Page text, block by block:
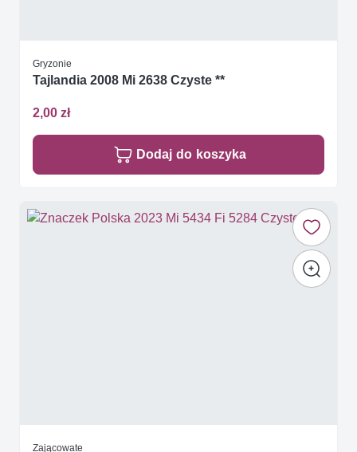
Gryzonie
Tajlandia 2008 Mi 2638 Czyste **
2,00 zł
Dodaj do koszyka
Zającowate